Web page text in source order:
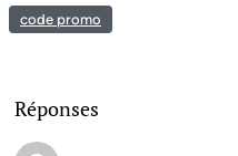
code promo
Réponses